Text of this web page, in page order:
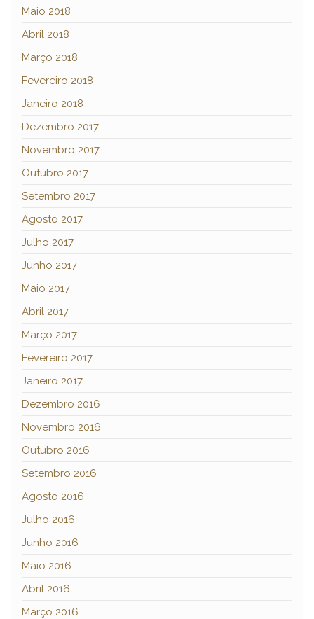
Maio 2018
Abril 2018
Março 2018
Fevereiro 2018
Janeiro 2018
Dezembro 2017
Novembro 2017
Outubro 2017
Setembro 2017
Agosto 2017
Julho 2017
Junho 2017
Maio 2017
Abril 2017
Março 2017
Fevereiro 2017
Janeiro 2017
Dezembro 2016
Novembro 2016
Outubro 2016
Setembro 2016
Agosto 2016
Julho 2016
Junho 2016
Maio 2016
Abril 2016
Março 2016